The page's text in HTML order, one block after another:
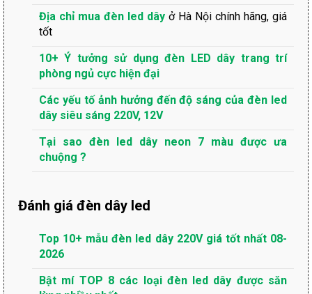
Địa chỉ mua đèn led dây ở Hà Nội chính hãng, giá
tốt
10+ Ý tưởng sử dụng đèn LED dây trang trí
phòng ngủ cực hiện đại
Các yếu tố ảnh hưởng đến độ sáng của đèn led
dây siêu sáng 220V, 12V
Tại sao đèn led dây neon 7 màu được ưa
chuộng ?
Đánh giá đèn dây led
Top 10+ mẫu đèn led dây 220V giá tốt nhất 08-
2026
Bật mí TOP 8 các loại đèn led dây được săn